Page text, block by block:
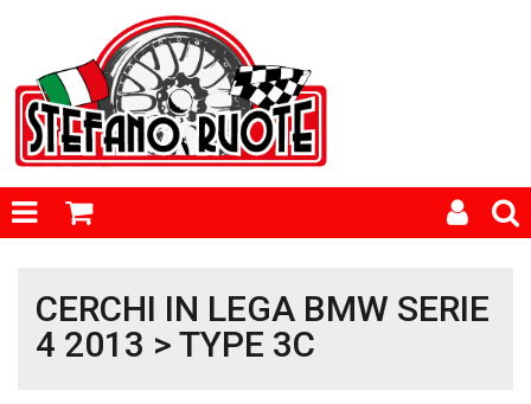
CERCHI IN LEGA BMW SERIE
4 2013 > TYPE 3C